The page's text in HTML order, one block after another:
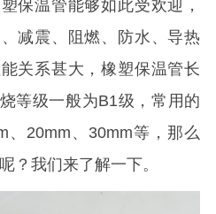
保温管能够如此受欢迎，
减震、阻燃、防水、导热
关系甚大，橡塑保温管长
等级一般为B1级，常用的
、20mm、30mm等，那么
？我们来了解一下。